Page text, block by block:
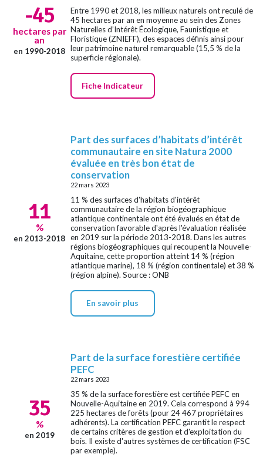
-45
hectares par
an
en 1990-2018
Entre 1990 et 2018, les milieux naturels ont reculé de
45 hectares par an en moyenne au sein des Zones
Naturelles d’Intérêt Écologique, Faunistique et
Floristique (ZNIEFF), des espaces définis ainsi pour
leur patrimoine naturel remarquable (15,5 % de la
superficie régionale).
Fiche Indicateur
11
%
en 2013-2018
Part des surfaces d’habitats d’intérêt
communautaire en site Natura 2000
évaluée en très bon état de
conservation
22 mars 2023
11 % des surfaces d'habitats d'intérêt
communautaire de la région biogéographique
atlantique continentale ont été évalués en état de
conservation favorable d'après l'évaluation réalisée
en 2019 sur la période 2013-2018. Dans les autres
régions biogéographiques qui recoupent la Nouvelle-
Aquitaine, cette proportion atteint 14 % (région
atlantique marine), 18 % (région continentale) et 38 %
(région alpine). Source : ONB
En savoir plus
35
%
en 2019
Part de la surface forestière certifiée
PEFC
22 mars 2023
35 % de la surface forestière est certifiée PEFC en
Nouvelle-Aquitaine en 2019. Cela correspond à 994
225 hectares de forêts (pour 24 467 propriétaires
adhérents). La certification PEFC garantit le respect
de certains critères de gestion et d'exploitation du
bois. Il existe d'autres systèmes de certification (FSC
par exemple).